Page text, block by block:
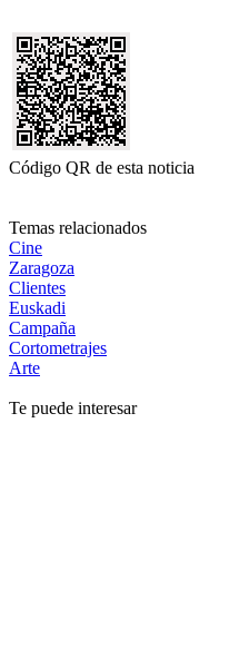
Código QR de esta noticia
Temas relacionados
Cine
Zaragoza
Clientes
Euskadi
Campaña
Cortometrajes
Arte
Te puede interesar